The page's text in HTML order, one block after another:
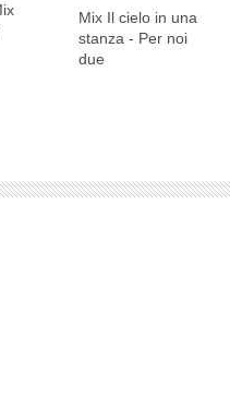
Mix Il cielo in una
stanza - Per noi
due